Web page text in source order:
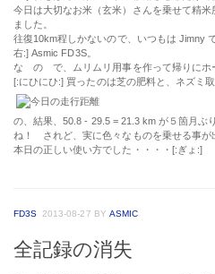
今日は大切なお米（玄米）さんを乗せて精
ました。
往復10km程しかないので、いつもは Jimny
右:] Asmic FD3S。
な の で、ムリムリ用事を作って帰りにホ
[:にひにひ:] 買ったのは芝の肥料と、ネズミ取
の、結果、50.8 - 29.5 = 21.3 km が５箇月ぶ
ね！ されど、実に色々なものを乗せる事が
本日の正しい使い方でした・・・・[:ぎょ:]
FD3S 2013-08-27 BY ASMIC
全記録の消失